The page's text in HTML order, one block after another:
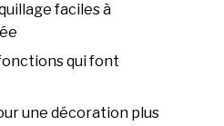
faciles à
qui font
une décoration plus